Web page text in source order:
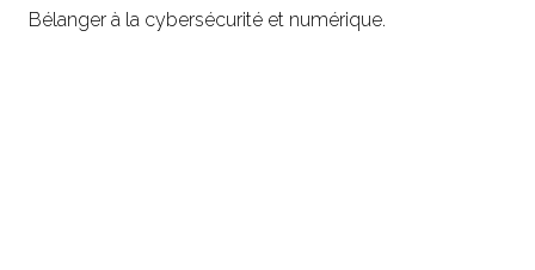
Bélanger à la cybersécurité et numérique.